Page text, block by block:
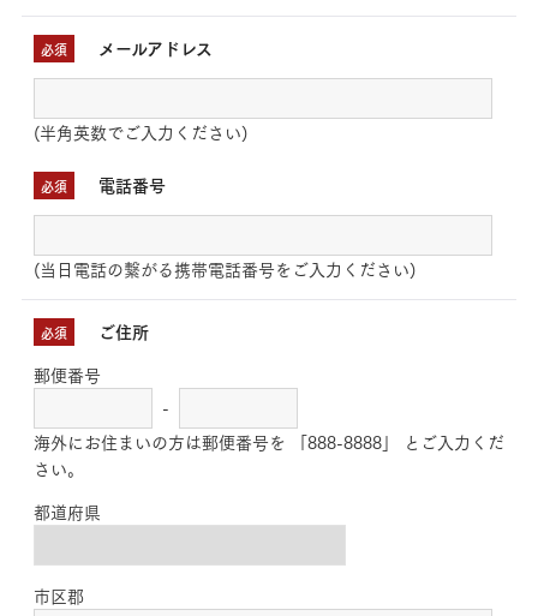
必須 メールアドレス
(半角英数でご入力ください)
必須 電話番号
(当日電話の繋がる携帯電話番号をご入力ください)
必須 ご住所
郵便番号
-
海外にお住まいの方は郵便番号を 「888-8888」 とご入力くだ
さい。
都道府県
市区郡